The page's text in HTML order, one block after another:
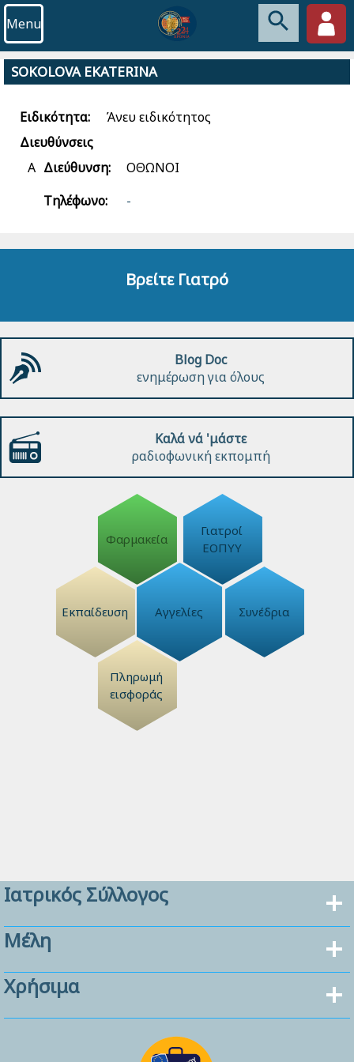
Menu
SOKOLOVA EKATERINA
Ειδικότητα:
Άνευ ειδικότητος
Διευθύνσεις
Α Διεύθυνση:
ΟΘΩΝΟΙ
Τηλέφωνο:
-
Βρείτε Γιατρό
Blog Doc
ενημέρωση για όλους
Καλά νά 'μάστε
ραδιοφωνική εκπομπή
Φαρμακεία
Γιατροί
ΕΟΠΥΥ
Εκπαίδευση Αγγελίες Συνέδρια
Πληρωμή
εισφοράς
Ιατρικός Σύλλογος
Μέλη
Χρήσιμα